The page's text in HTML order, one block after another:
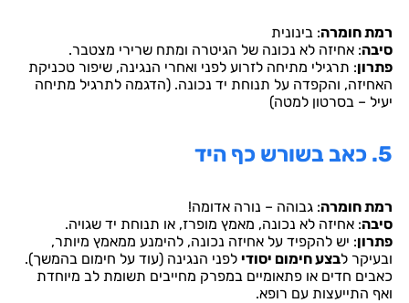
רמת חומרה: בינונית
סיבה: אחיזה לא נכונה של הגיטרה ומתח שרירי מצטבר.
פתרון: תרגילי מתיחה לזרוע לפני ואחרי הנגינה, שיפור טכניקת
האחיזה, והקפדה על תנוחת יד נכונה. (הדגמה לתרגיל מתיחה
יעיל – בסרטון למטה)
5. כאב בשורש כף היד
רמת חומרה: גבוהה – נורה אדומה!
סיבה: אחיזה לא נכונה, מאמץ מופרז, או תנוחת יד שגויה.
פתרון: יש להקפיד על אחיזה נכונה, להימנע ממאמץ מיותר,
ובעיקר לבצע חימום יסודי לפני הנגינה (עוד על חימום בהמשך).
כאבים חדים או פתאומיים במפרק מחייבים תשומת לב מיוחדת
ואף התייעצות עם רופא.